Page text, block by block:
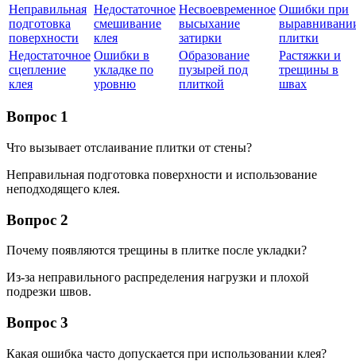
Неправильная
подготовка
поверхности
Недостаточное
смешивание
клея
Несвоевременное
высыхание
затирки
Ошибки при
плитки
Недостаточное
сцепление
клея
Ошибки в
укладке по
уровню
Образование
пузырей под
плиткой
Растяжки и
трещины в
швах
Вопрос 1
Что вызывает отслаивание плитки от стены?
Неправильная подготовка поверхности и использование
неподходящего клея.
Вопрос 2
Почему появляются трещины в плитке после укладки?
Из-за неправильного распределения нагрузки и плохой
подрезки швов.
Вопрос 3
Какая ошибка часто допускается при использовании клея?